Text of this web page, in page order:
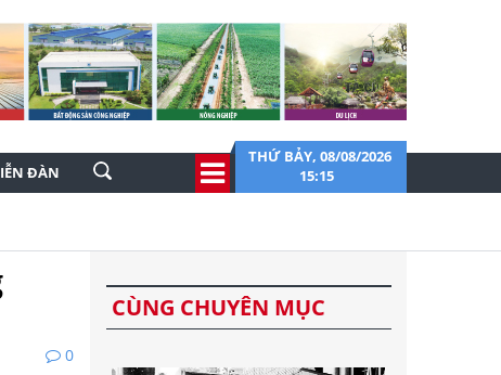
ĐÀN
THỨ BẢY, 08/08/2026
15:15
0
CÙNG CHUYÊN MỤC